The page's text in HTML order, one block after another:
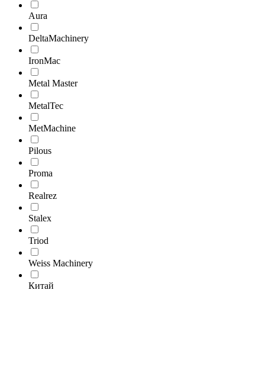
Aura
DeltaMachinery
IronMac
Metal Master
MetalTec
MetMachine
Pilous
Proma
Realrez
Stalex
Triod
Weiss Machinery
Китай